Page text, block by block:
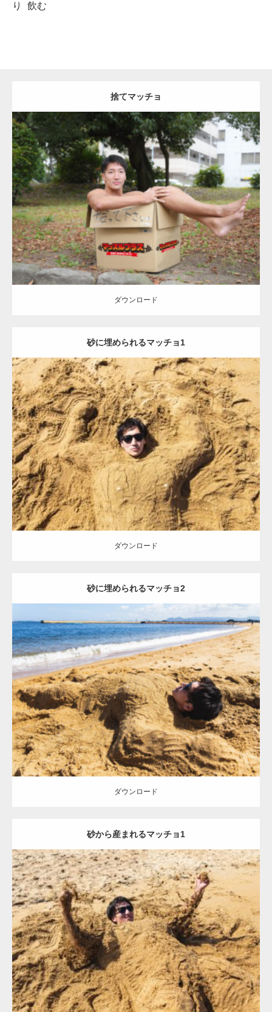
り
飲む
捨てマッチョ
Update:2023.04.28
Category:公園のマッチョ オレンジの人 AKIHITO(細マッチョ)
捨
てマッチョ
ダウンロード
ダウンロード
砂に埋められるマッチョ1
Update:2021.07.8
Category: 海のマッチョ オレンジの人 AKIHITO(細マッチョ)
ダウンロード
ダウンロード
砂に埋められるマッチョ2
Update:2021.07.8
Category:海のマッチョ オレンジの人 AKIHITO(細マッチョ)
ダウンロード
ダウンロード
砂から産まれるマッチョ1
Update:2021.07.8
Category:海のマッチョ オレンジの人 AKIHITO(細マッチョ)
ダウンロード